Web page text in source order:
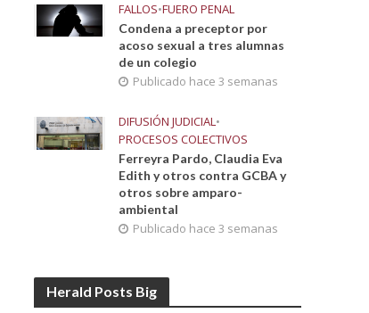
FALLOS•FUERO PENAL
Condena a preceptor por
acoso sexual a tres alumnas
de un colegio
Publicado hace 3 semanas
DIFUSIÓN JUDICIAL•
PROCESOS COLECTIVOS
Ferreyra Pardo, Claudia Eva
Edith y otros contra GCBA y
otros sobre amparo-
ambiental
Publicado hace 3 semanas
Herald Posts Big